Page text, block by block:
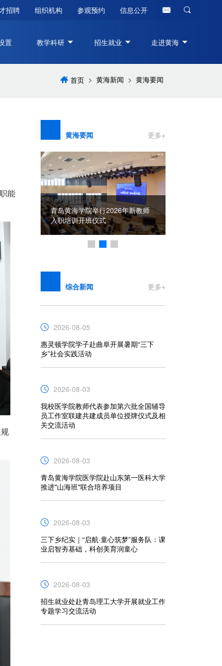
招聘 组织机构 参观预约 信息公开
置 教学科研 招生就业 走进黄海
首页 > 黄海新闻 > 黄海要闻
能
黄海要闻 更多+
八一建军节||黄海学院慰问进军
营，共叙鱼水情
综合新闻 更多+
2026-08-05
惠灵顿学院学子赴曲阜开展暑期“三下
乡”社会实践活动
2026-08-03
我校医学院教师代表参加第六批全国辅导
员工作室联建共建成员单位授牌仪式及相
关交流活动
2026-08-03
青岛黄海学院医学院赴山东第一医科大学
推进"山海班"联合培养项目
2026-08-03
三下乡纪实｜“启航·童心筑梦”服务队：课
业启智夯基础，科创美育润童心
2026-08-03
招生就业处赴青岛理工大学开展就业工作
专题学习交流活动